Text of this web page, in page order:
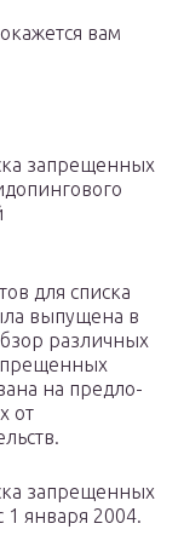
вам
запрещенных
для списка
выпущена в
различных
на предло­
от
запрещенных
1 января 2004.